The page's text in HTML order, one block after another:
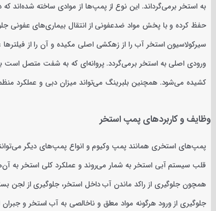
به استخر برمی‌گرداند. این نوع از پمپ‌ها از موادی ساخته شده‌اند
حفظ کرده و با پخش مواد ضدعفونی از انتقال بیماری‌های عفونی
سیرکولاسیون استخر آب را از زهکشی اصلی مکیده و آن را از
ورودی اصلی به استخر برمی‌گردد. پروانه‌ای که به شفت متصل
کشیده می‌شود. همچنین بلبرینگ می‌تواند میزان دبی و عملکرد منظم
وظایف و کاربردهای پمپ استخر
پمپ‌های استخری همانند پمپ وکیوم و انواع پمپ‌های دیگر
قلب سیستم آبی استخر به شمار می‌روند و عملکرد کلی استخر به
همچون جلوگیری از راکد ماندن آب داخل استخر، جلوگیری از
جلوگیری از ورود هرگونه مواد معلق و ناخالصی به آب استخر و